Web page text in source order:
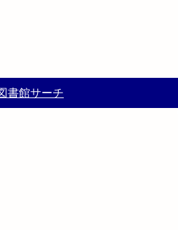
書館サーチ